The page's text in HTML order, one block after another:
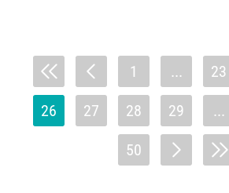
1 ... 23
26 27 28 29 ...
50